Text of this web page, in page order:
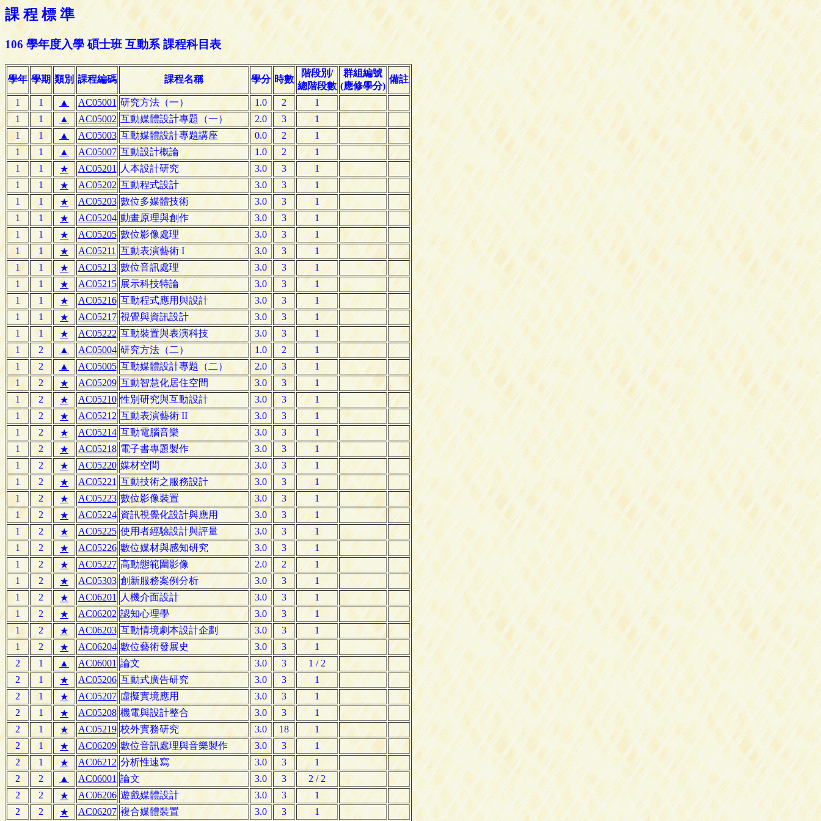
課 程 標 準
106 學年度入學 碩士班 互動系 課程科目表
學年 學期 類別 課程編碼 課程名稱 學分 時數
階段別/
總階段數
群組編號
(應修學分)
備註
1 1 ▲ AC05001 研究方法（一） 1.0 2
1
1
1 ▲ AC05002 互動媒體設計專題（一） 2.0 3
1
1
1 ▲ AC05003 互動媒體設計專題講座 0.0 2
1
1
1 ▲ AC05007 互動設計概論 1.0 2
1
1
1 ★ AC05201 人本設計研究 3.0 3
1
1
1 ★ AC05202 互動程式設計 3.0 3
1
1
1 ★ AC05203 數位多媒體技術 3.0 3
1
1
1 ★ AC05204 動畫原理與創作 3.0 3
1
1
1 ★ AC05205 數位影像處理 3.0 3
1
1
1 ★ AC05211 互動表演藝術 I 3.0 3
1
1
1 ★ AC05213 數位音訊處理 3.0 3
1
1
1 ★ AC05215 展示科技特論 3.0 3
1
1
1 ★ AC05216 互動程式應用與設計 3.0 3
1
1
1 ★ AC05217 視覺與資訊設計 3.0 3
1
1
1 ★ AC05222 互動裝置與表演科技 3.0 3
1
1
2 ▲ AC05004 研究方法（二） 1.0 2
1
1
2 ▲ AC05005 互動媒體設計專題（二） 2.0 3
1
1
2 ★ AC05209 互動智慧化居住空間 3.0 3
1
1
2 ★ AC05210 性別研究與互動設計 3.0 3
1
1
2 ★ AC05212 互動表演藝術 II 3.0 3
1
1
2 ★ AC05214 互動電腦音樂 3.0 3
1
1
2 ★ AC05218 電子書專題製作 3.0 3
1
1
2 ★ AC05220 媒材空間 3.0 3
1
1
2 ★ AC05221 互動技術之服務設計 3.0 3
1
1
2 ★ AC05223 數位影像裝置 3.0 3
1
1
2 ★ AC05224 資訊視覺化設計與應用 3.0 3
1
1
2 ★ AC05225 使用者經驗設計與評量 3.0 3
1
1
2 ★ AC05226 數位媒材與感知研究 3.0 3
1
1
2 ★ AC05227 高動態範圍影像 2.0 2
1
1
2 ★ AC05303 創新服務案例分析 3.0 3
1
1
2 ★ AC06201 人機介面設計 3.0 3
1
1
2 ★ AC06202 認知心理學 3.0 3
1
1
2 ★ AC06203 互動情境劇本設計企劃 3.0 3
1
1
2 ★ AC06204 數位藝術發展史 3.0 3
1
2
1 ▲ AC06001 論文 3.0 3
1 / 2
2
1 ★ AC05206 互動式廣告研究 3.0 3
1
2
1 ★ AC05207 虛擬實境應用 3.0 3
1
2
1 ★ AC05208 機電與設計整合 3.0 3
1
2
1 ★ AC05219 校外實務研究 3.0 18
1
2
1 ★ AC06209 數位音訊處理與音樂製作 3.0 3
1
2
1 ★ AC06212 分析性速寫 3.0 3
1
2
2 ▲ AC06001 論文 3.0 3
2 / 2
2
2 ★ AC06206 遊戲媒體設計 3.0 3
1
2
2 ★ AC06207 複合媒體裝置 3.0 3 1